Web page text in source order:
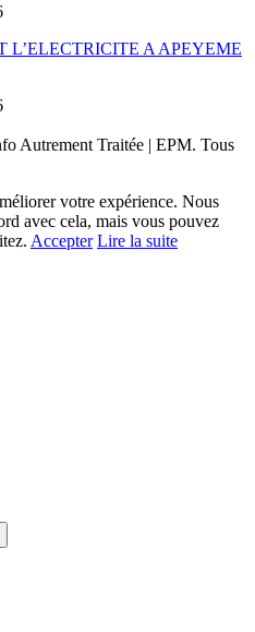
A APEYEME
Autrement Traitée | EPM. Tous
votre expérience. Nous
avec cela, mais vous pouvez
Accepter Lire la suite